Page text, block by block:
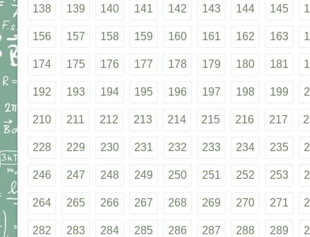
138 139 140 141 142 143 144 145
156 157 158 159 160 161 162 163
174 175 176 177 178 179 180 181
192 193 194 195 196 197 198 199
210 211 212 213 214 215 216 217
228 229 230 231 232 233 234 235
246 247 248 249 250 251 252 253
264 265 266 267 268 269 270 271
282 283 284 285 286 287 288 289